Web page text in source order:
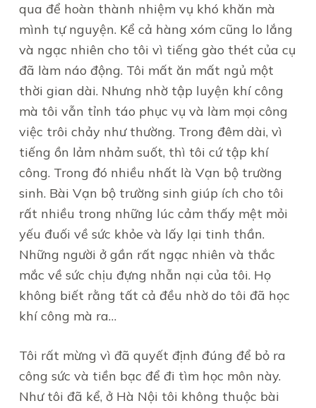
qua để hoàn thành nhiệm vụ khó khăn mà
mình tự nguyện. Kể cả hàng xóm cũng lo lắng
và ngạc nhiên cho tôi vì tiếng gào thét của cụ
đã làm náo động. Tôi mất ăn mất ngủ một
thời gian dài. Nhưng nhờ tập luyện khí công
mà tôi vẫn tỉnh táo phục vụ và làm mọi công
việc trôi chảy như thường. Trong đêm dài, vì
tiếng ồn lảm nhảm suốt, thì tôi cứ tập khí
công. Trong đó nhiều nhất là Vạn bộ trường
sinh. Bài Vạn bộ trường sinh giúp ích cho tôi
rất nhiều trong những lúc cảm thấy mệt mỏi
yếu đuối về sức khỏe và lấy lại tinh thần.
Những người ở gần rất ngạc nhiên và thắc
mắc về sức chịu đựng nhẫn nại của tôi. Họ
không biết rằng tất cả đều nhờ do tôi đã học
khí công mà ra…
Tôi rất mừng vì đã quyết định đúng để bỏ ra
công sức và tiền bạc để đi tìm học môn này.
Như tôi đã kể, ở Hà Nội tôi không thuộc bài